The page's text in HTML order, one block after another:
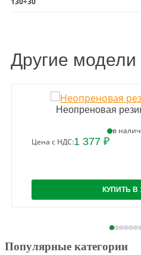
Другие модели
Неопреновая
в
Цена с НДС:1 377 ₽
КУПИТЬ В
Популярные категории